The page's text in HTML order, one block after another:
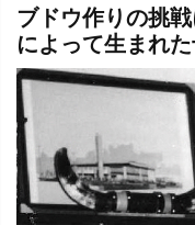
ブドウ作りの挑
によって生まれた